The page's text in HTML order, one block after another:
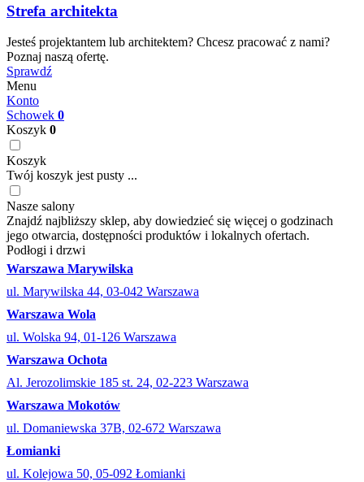
Strefa architekta
Jesteś projektantem lub architektem? Chcesz pracować z nami?
Poznaj naszą ofertę.
Sprawdź
Menu
Konto
Schowek 0
Koszyk 0
Koszyk
Twój koszyk jest pusty ...
Nasze salony
Znajdź najbliższy sklep, aby dowiedzieć się więcej o godzinach
jego otwarcia, dostępności produktów i lokalnych ofertach.
Podłogi i drzwi
Warszawa Marywilska
ul. Marywilska 44, 03-042 Warszawa
Warszawa Wola
ul. Wolska 94, 01-126 Warszawa
Warszawa Ochota
Al. Jerozolimskie 185 st. 24, 02-223 Warszawa
Warszawa Mokotów
ul. Domaniewska 37B, 02-672 Warszawa
Łomianki
ul. Kolejowa 50, 05-092 Łomianki